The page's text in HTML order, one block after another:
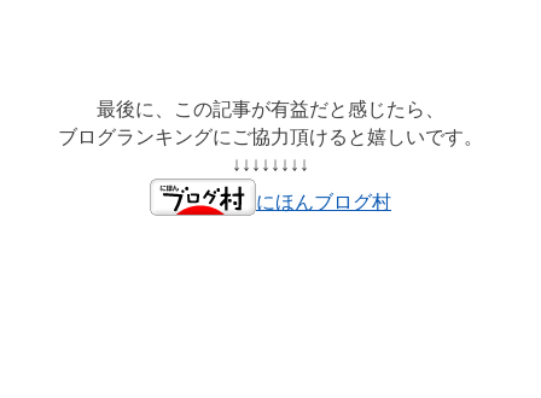
最後に、この記事が有益だと感じたら、
ブログランキングにご協力頂けると嬉しいです。
↓↓↓↓↓↓↓↓
にほんブログ村